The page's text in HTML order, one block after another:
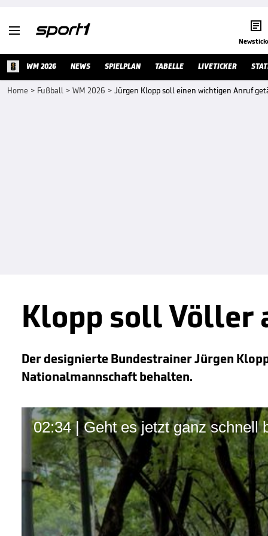
 
WM 2026 NEWS SPIELPLAN TABELLE LIVETICKER
Home > Fußball > WM 2026 > Jürgen Klopp soll einen wichtigen Anruf
Klopp soll Völler
Der designierte Bundestrainer Jürgen
Nationalmannschaft behalten.
02:34 | Geht es jetzt ganz schnell